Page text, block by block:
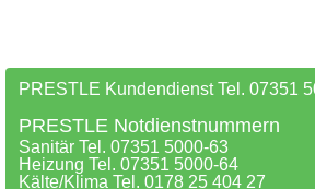
PRESTLE Kundendienst Tel. 07351
PRESTLE Notdienstnummern
Sanitär Tel. 07351 5000-63
Heizung Tel. 07351 5000-64
Kälte/Klima Tel. 0178 25 404 27